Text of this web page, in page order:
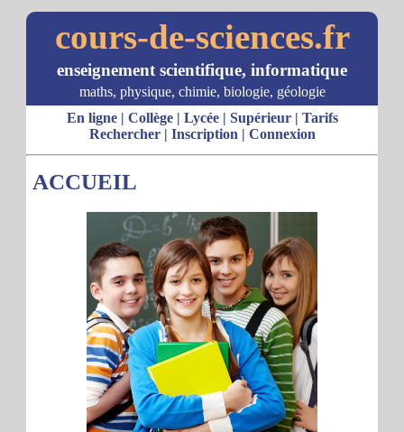
cours-de-sciences.fr
enseignement scientifique, informatique
maths, physique, chimie, biologie, géologie
En ligne| Collège| Lycée| Supérieur| Tarifs
Rechercher| Inscription | Connexion
ACCUEIL